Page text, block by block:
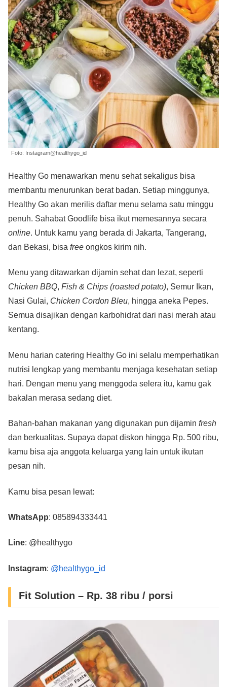
Foto: Instagram@healthygo_id
Healthy Go menawarkan menu sehat sekaligus bisa
membantu menurunkan berat badan. Setiap minggunya,
Healthy Go akan merilis daftar menu selama satu minggu
penuh. Sahabat Goodlife bisa ikut memesannya secara
online. Untuk kamu yang berada di Jakarta, Tangerang,
dan Bekasi, bisa free ongkos kirim nih.
Menu yang ditawarkan dijamin sehat dan lezat, seperti
Chicken BBQ, Fish & Chips (roasted potato), Semur Ikan,
Nasi Gulai, Chicken Cordon Bleu, hingga aneka Pepes.
Semua disajikan dengan karbohidrat dari nasi merah atau
kentang.
Menu harian catering Healthy Go ini selalu memperhatikan
nutrisi lengkap yang membantu menjaga kesehatan setiap
hari. Dengan menu yang menggoda selera itu, kamu gak
bakalan merasa sedang diet.
Bahan-bahan makanan yang digunakan pun dijamin fresh
dan berkualitas. Supaya dapat diskon hingga Rp. 500 ribu,
kamu bisa aja anggota keluarga yang lain untuk ikutan
pesan nih.
Kamu bisa pesan lewat:
WhatsApp: 085894333441
Line: @healthygo
Instagram: @healthygo_id
Fit Solution – Rp. 38 ribu / porsi